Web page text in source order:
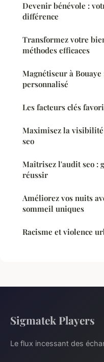
Devenir bénévole :
différence
Transformez votre
méthodes efficaces
Magnétiseur à
personnalisé
Les facteurs clés
Maximisez la
seo
Maîtrisez l'audit seo :
réussir
Améliorez vos nuits
sommeil uniques
Racisme et violence
Sigmatek Players
Le flux incessant des